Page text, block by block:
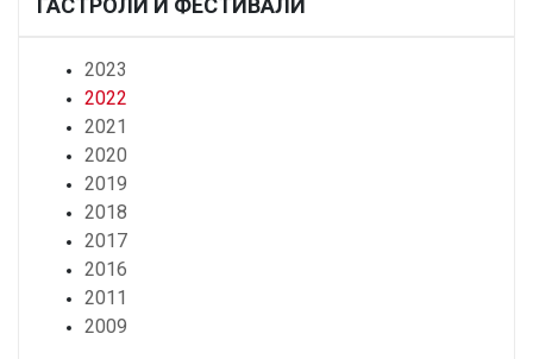
ГАСТРОЛИ И ФЕСТИВАЛИ
2023
2022
2021
2020
2019
2018
2017
2016
2011
2009